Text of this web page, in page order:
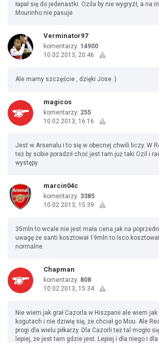
łapał się do jedenastki. Ozila by nie wygryzł, a na
Mourinho nie pasuje.
Verminator97
komentarzy: 14900
10.02.2013, 20:46
Ale mamy szczęście , dzięki Jose :)
magicos
komentarzy: 255
10.02.2013, 16:16
Jest w Arsenalu i to się w obecnej chwili liczy. W
też by sobie poradził choć jest tam już taki Ozil i
występy
marcin04c
komentarzy: 3385
10.02.2013, 15:39
35mln to wcale nie jest mała cena jak na
uwagę że santi kosztował 19mln to Isco
normalne.
Chapman
komentarzy: 808
10.02.2013, 15:34
Nie wiem jak grał Cazorla w Hiszpanii ale wiem jak
kogutach i nie dziwię się, że chciał go Mou. Ale
progi dla wielu piłkarzy. Dla Cazorli też tal mogło
lepiej, że jest tam gdzie jest. Lepiej i dla niego i dla